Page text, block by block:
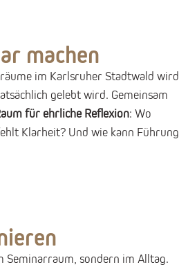
machen
im Karlsruher Stadtwald wird
gelebt wird. Gemeinsam
für ehrliche Reflexion: Wo
Klarheit? Und wie kann Führung
Seminarraum, sondern im Alltag.